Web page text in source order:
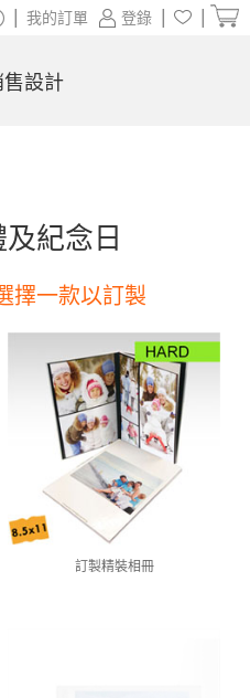
紀念日
擇一款以訂製
訂製精裝相冊
登錄
我的訂單
售設計